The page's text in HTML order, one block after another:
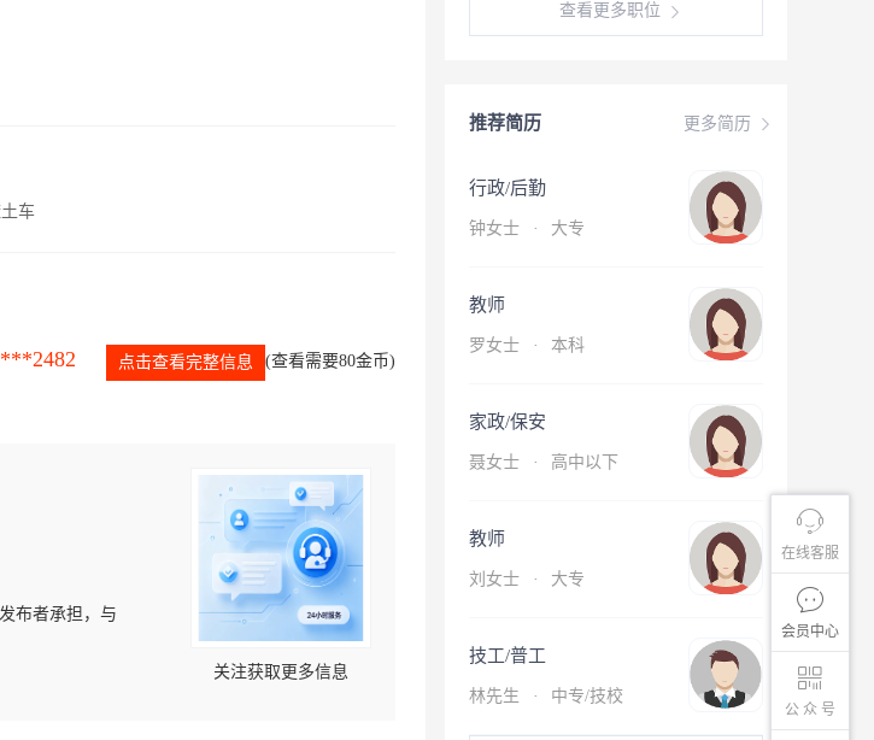
在线客服
会员中心
公 众 号
车
点击查看完整信息 (查看需要80金币)
布者承担，与
关注获取更多信息
查看更多职位
更多简历
推荐简历
行政/后勤
钟女士 · 大专
教师
罗女士 · 本科
家政/保安
聂女士 · 高中以下
教师
刘女士 · 大专
技工/普工
林先生 · 中专/技校